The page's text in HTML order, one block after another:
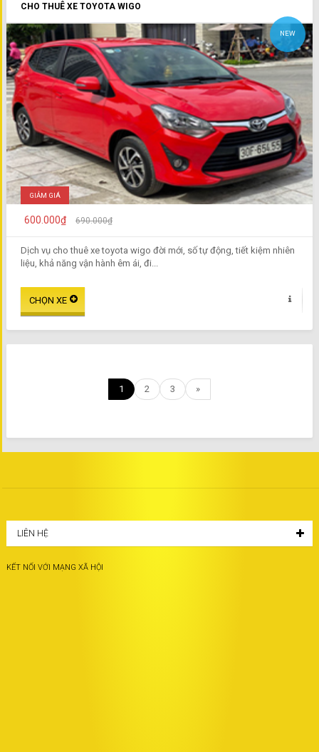
CHO THUÊ XE TOYOTA WIGO
NEW
GIẢM GIÁ
600.000₫ 690.000₫
Dịch vụ cho thuê xe toyota wigo đời mới, số tự động, tiết kiệm nhiên
liệu, khả năng vận hành êm ái, đi...
1 2 3 »
LIÊN HỆ
KẾT NỐI VỚI MẠNG XÃ HỘI